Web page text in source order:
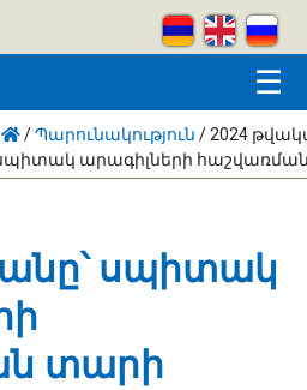
☰
/Պարունակություն /2024
արագիլների
սպիտակ
տարի